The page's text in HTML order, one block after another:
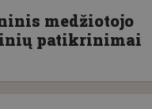
medžiotojo
patikrinimai